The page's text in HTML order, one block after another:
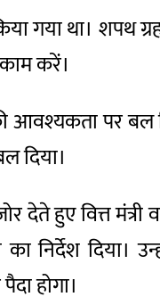
गया था। शपथ
करें।
आवश्यकता पर बल
दिया।
देते हुए वित्त
निर्देश दिया।
होगा।